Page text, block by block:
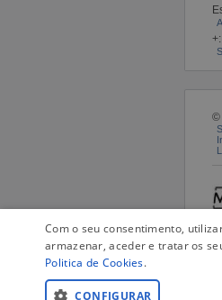
+:
©
Com o seu consentimento,
armazenar, aceder e tratar os
Politica de Cookies.
CONFIGURAR